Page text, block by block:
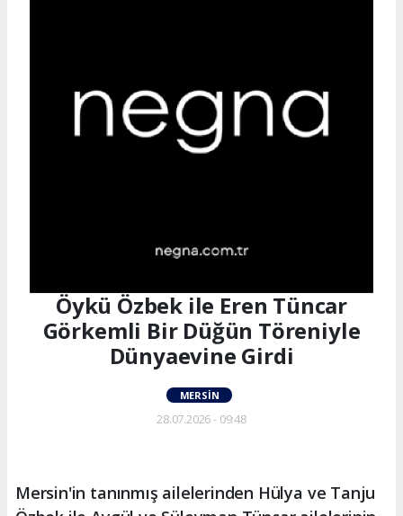
Öykü Özbek ile Eren Tüncar
Görkemli Bir Düğün Töreniyle
Dünyaevine Girdi
MERSIN
28.07.2026 - 09:48
Mersin'in tanınmış ailelerinden Hülya ve Tanju